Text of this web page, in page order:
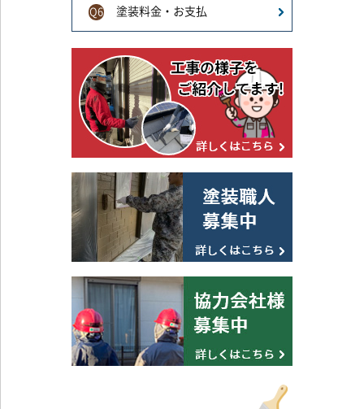
Q6 塗装料金・お支払